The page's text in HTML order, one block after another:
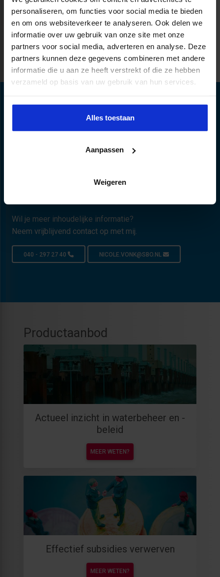
personaliseren, om functies voor social media te bieden
en om ons websiteverkeer te analyseren. Ook delen we
informatie over uw gebruik van onze site met onze
partners voor social media, adverteren en analyse. Deze
partners kunnen deze gegevens combineren met andere
informatie die u aan ze heeft verstrekt of die ze hebben
verzameld op basis van uw gebruik van hun services.
Alles toestaan
Aanpassen
Weigeren
« 1(current)
2 3 4 »
Wil je meer inhoudelijke informatie?
Neem vrijblijvend contact op met mij.
040 - 297 27 40 NICOLE.VONK@SBO.NL
Productaanbod
Actueel inzicht in waterbeheer en -
beleid
MEER WETEN?
Effectief subsidies verwerven
MEER WETEN?